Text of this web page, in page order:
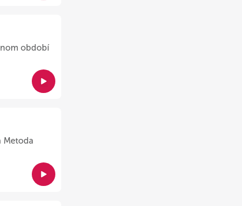
období
Metoda